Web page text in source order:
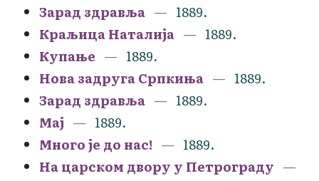
Зарад здравља
1889.
Краљица Наталија
1889.
Купање
1889.
Нова задруга Српкиња
1889.
Зарад здравља
1889.
Мај
1889.
Много је до нас!
1889.
На царском двору у Петрограду